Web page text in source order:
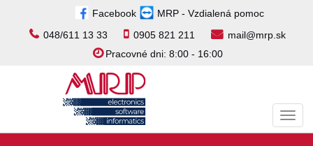
Facebook
MRP - Vzdialená pomoc
048/611 13 33
0905 821 211
mail@mrp.sk
Pracovné dni: 8:00 - 16:00